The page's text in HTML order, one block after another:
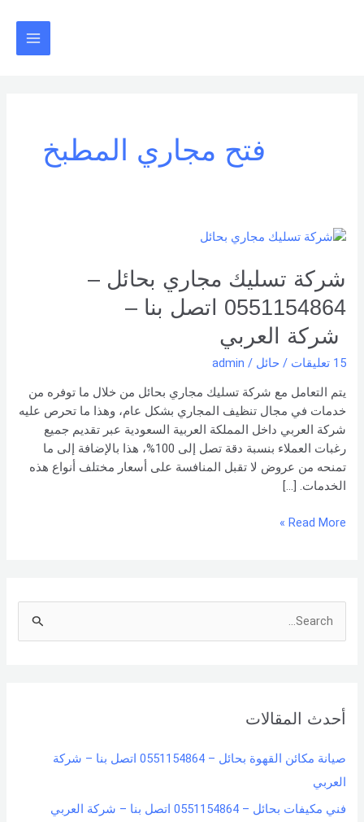
فتح مجاري المطبخ
شركة تسليك مجاري بحائل –
0551154864 اتصل بنا –
شركة العربي
15 تعليقات / حائل /
admin
يتم التعامل مع شركة تسليك مجاري بحائل من خلال ما توفره من
خدمات في مجال تنظيف المجاري بشكل عام، وهذا ما تحرص عليه
شركة العربي داخل المملكة العربية السعودية عبر تقديم جميع
رغبات العملاء بنسبة دقة تصل إلى 100%، هذا بالإضافة إلى ما
تمنحه من عروض لا تقبل المنافسة على أسعار مختلف أنواع هذه
الخدمات. […]
شركة
مجاري
بحائل
–
0551154864
اتصل
بنا –
شركة العربي
Read More »
c
f
o
r
أحدث المقالات
صيانة مكائن القهوة بحائل – 0551154864 اتصل بنا – شركة
العربي
فني مكيفات بحائل – 0551154864 اتصل بنا – شركة العربي